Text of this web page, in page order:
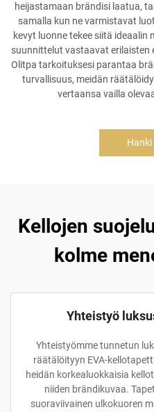
heijastamaan brändisi laatua,
samalla kun ne varmistavat
kevyt luonne tekee siitä
suunnittelut vastaavat erilaisten
Olitpa tarkoituksesi parantaa
turvallisuus, meidän
vertaansa vailla
Kellojen
kolme
Yhteistyö
Yhteistyömme tunnetun
räätälöityyn EVA-
heidän korkealuokkaisia
niiden brändikuvaa.
suoraviivainen ulkokuoren